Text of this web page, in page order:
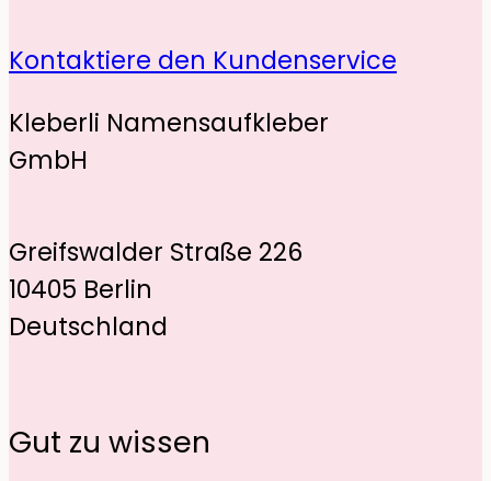
Kontaktiere den Kundenservice
Kleberli Namensaufkleber
GmbH
Greifswalder Straße 226
10405 Berlin
Deutschland
Gut zu wissen